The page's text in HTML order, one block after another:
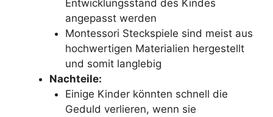
Entwicklungsstand des Kindes
angepasst werden
Montessori Steckspiele sind meist aus
hochwertigen Materialien hergestellt
und somit langlebig
Nachteile:
Einige Kinder könnten schnell die
Geduld verlieren, wenn sie